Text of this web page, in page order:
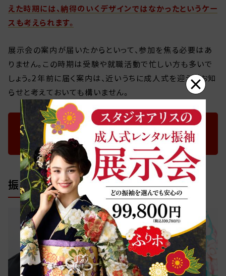
えた時期には、納得のいくデザインではなかったというケー
スも考えられます。
展示会の案内が届いたからといって、参加を焦る必要はあ
りません。この時期は受験や就職活動で忙しい方も多いで
しょう。2年前に届く案内は、近いうちに成人式を迎えるお知
らせと考えておいても構いません。
最大300着の大展示会はこちら！
振袖の展示会にいく際の注意点
×